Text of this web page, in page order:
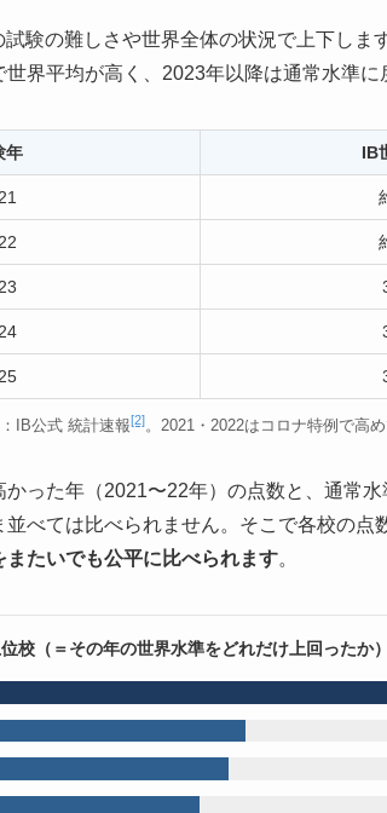
試験の難しさや世界全体の状況で上下しま
界平均が高く、2023年以降は通常水準に
年 IB
IB公式 統計速報[2]。2021・2022はコロナ特例で高め
った年（2021〜22年）の点数と、通常
並べては比べられません。そこで各校の点
たいでも公平に比べられます。
校（＝その年の世界水準をどれだけ上回ったか）